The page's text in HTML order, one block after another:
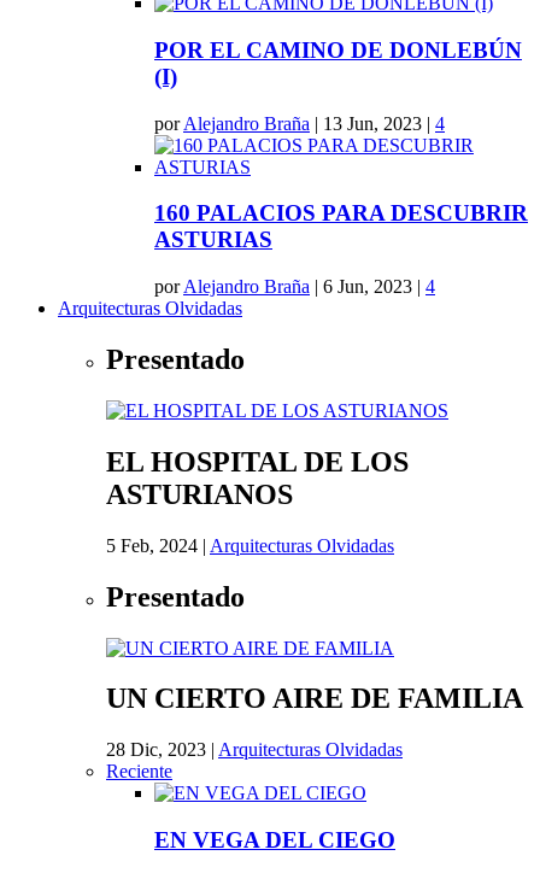
POR EL CAMINO DE DONLEBÚN
(I)
porAlejandro Braña | 13 Jun, 2023 | 4
160 PALACIOS PARA DESCUBRIR
ASTURIAS
porAlejandro Braña | 6 Jun, 2023 | 4
Arquitecturas Olvidadas
Presentado
EL HOSPITAL DE LOS
ASTURIANOS
5 Feb, 2024 | Arquitecturas Olvidadas
Presentado
UN CIERTO AIRE DE FAMILIA
28 Dic, 2023 | Arquitecturas Olvidadas
Reciente
EN VEGA DEL CIEGO